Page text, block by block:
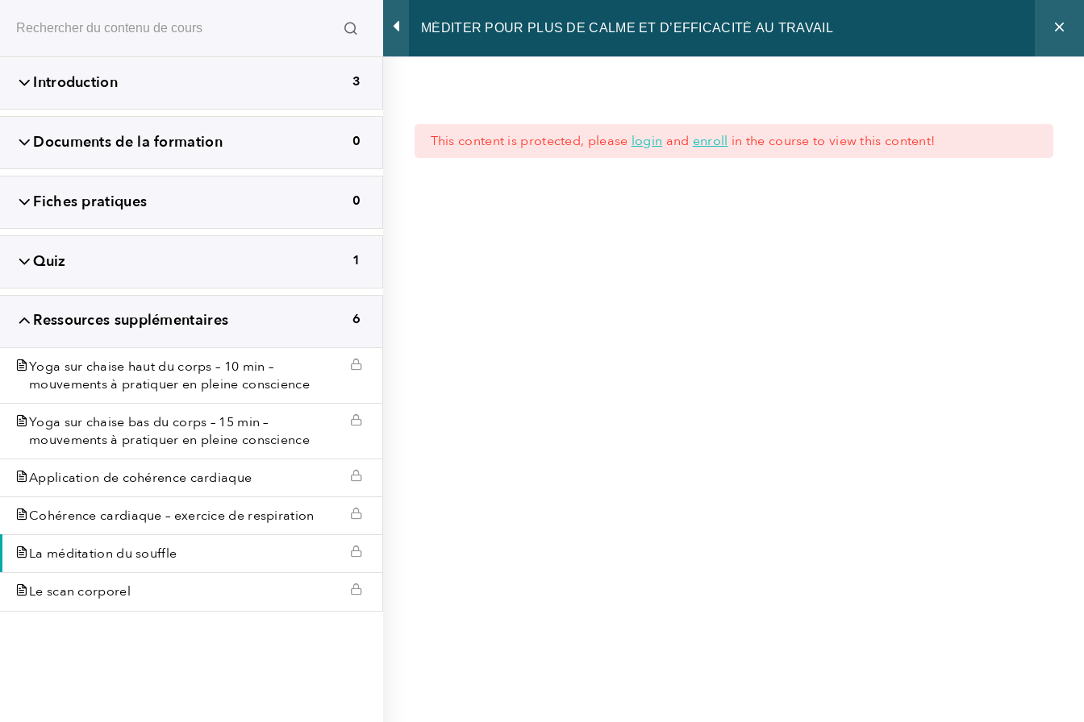
Révéler les compétences Développer le Leadership Rayonner de présence Partager notre expertise Blog Nous connaître Offre de formation
MÉDITER POUR PLUS DE CALME ET D’EFFICACITÉ AU TRAVAIL
Introduction 3
Documents de la formation 0
Fiches pratiques 0
Quiz 1
Ressources supplémentaires 6
Yoga sur chaise haut du corps – 10 min –
mouvements à pratiquer en pleine conscience
Yoga sur chaise bas du corps – 15 min –
mouvements à pratiquer en pleine conscience
Application de cohérence cardiaque
Cohérence cardiaque – exercice de respiration
La méditation du souffle
Le scan corporel
This content is protected, please login and enroll in the course to view this content!
+352 621 62 45 77
CONDITIONS GÉNÉRALES